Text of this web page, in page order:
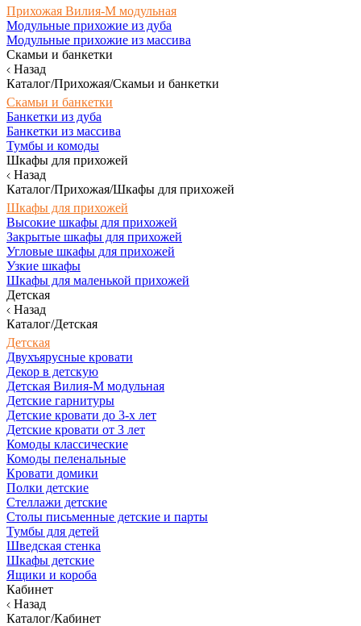
Прихожая Вилия-М модульная
Модульные прихожие из дуба
Модульные прихожие из массива
Скамьи и банкетки
Назад
Каталог/Прихожая/Скамьи и банкетки
Скамьи и банкетки
Банкетки из дуба
Банкетки из массива
Тумбы и комоды
Шкафы для прихожей
Назад
Каталог/Прихожая/Шкафы для прихожей
Шкафы для прихожей
Высокие шкафы для прихожей
Закрытые шкафы для прихожей
Угловые шкафы для прихожей
Узкие шкафы
Шкафы для маленькой прихожей
Детская
Назад
Каталог/Детская
Детская
Двухъярусные кровати
Декор в детскую
Детская Вилия-М модульная
Детские гарнитуры
Детские кровати до 3-х лет
Детские кровати от 3 лет
Комоды классические
Комоды пеленальные
Кровати домики
Полки детские
Стеллажи детские
Столы письменные детские и парты
Тумбы для детей
Шведская стенка
Шкафы детские
Ящики и короба
Кабинет
Назад
Каталог/Кабинет